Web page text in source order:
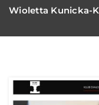
Wioletta Kunicka-